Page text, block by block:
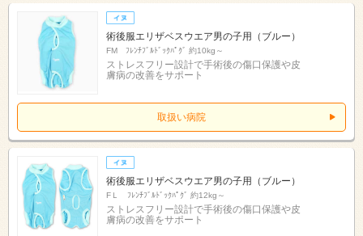
術後服エリザベスウエア男の子用（ブルー）
FM ﾌﾚﾝﾁﾌﾞﾙﾄﾞｯｸﾊﾟｸﾞ 約10kg～
ストレスフリー設計で手術後の傷口保護や皮
膚病の改善をサポート
取扱い病院
術後服エリザベスウエア男の子用（ブルー）
FＬ ﾌﾚﾝﾁﾌﾞﾙﾄﾞｯｸﾊﾟｸﾞ 約12kg～
ストレスフリー設計で手術後の傷口保護や皮
膚病の改善をサポート